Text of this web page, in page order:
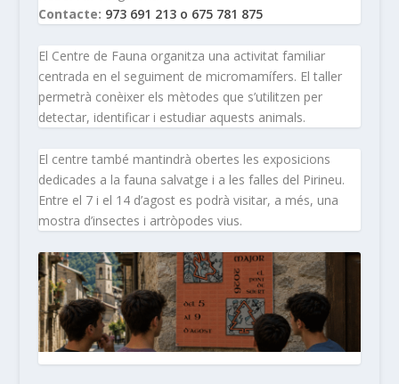
Contacte: 973 691 213 o 675 781 875
El Centre de Fauna organitza una activitat familiar
centrada en el seguiment de micromamífers. El taller
permetrà conèixer els mètodes que s’utilitzen per
detectar, identificar i estudiar aquests animals.
El centre també mantindrà obertes les exposicions
dedicades a la fauna salvatge i a les falles del Pirineu.
Entre el 7 i el 14 d’agost es podrà visitar, a més, una
mostra d’insectes i artròpodes vius.